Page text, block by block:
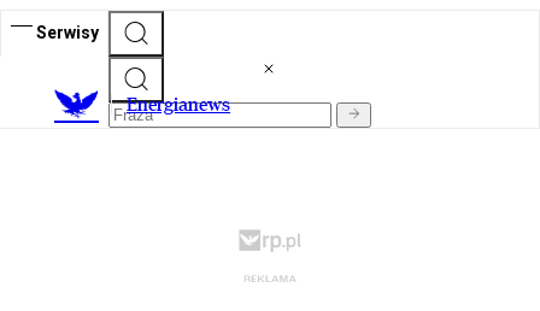
Serwisy
Energianews